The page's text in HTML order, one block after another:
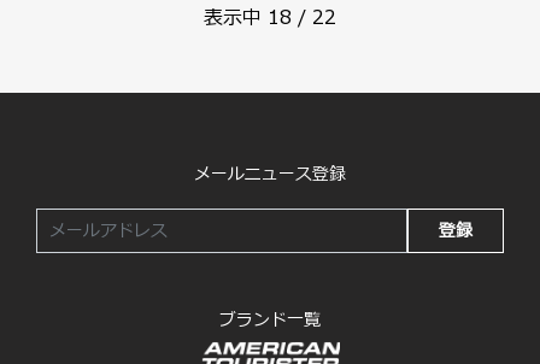
表示中 18 / 22
メールニュース登録
登録
ブランド一覧